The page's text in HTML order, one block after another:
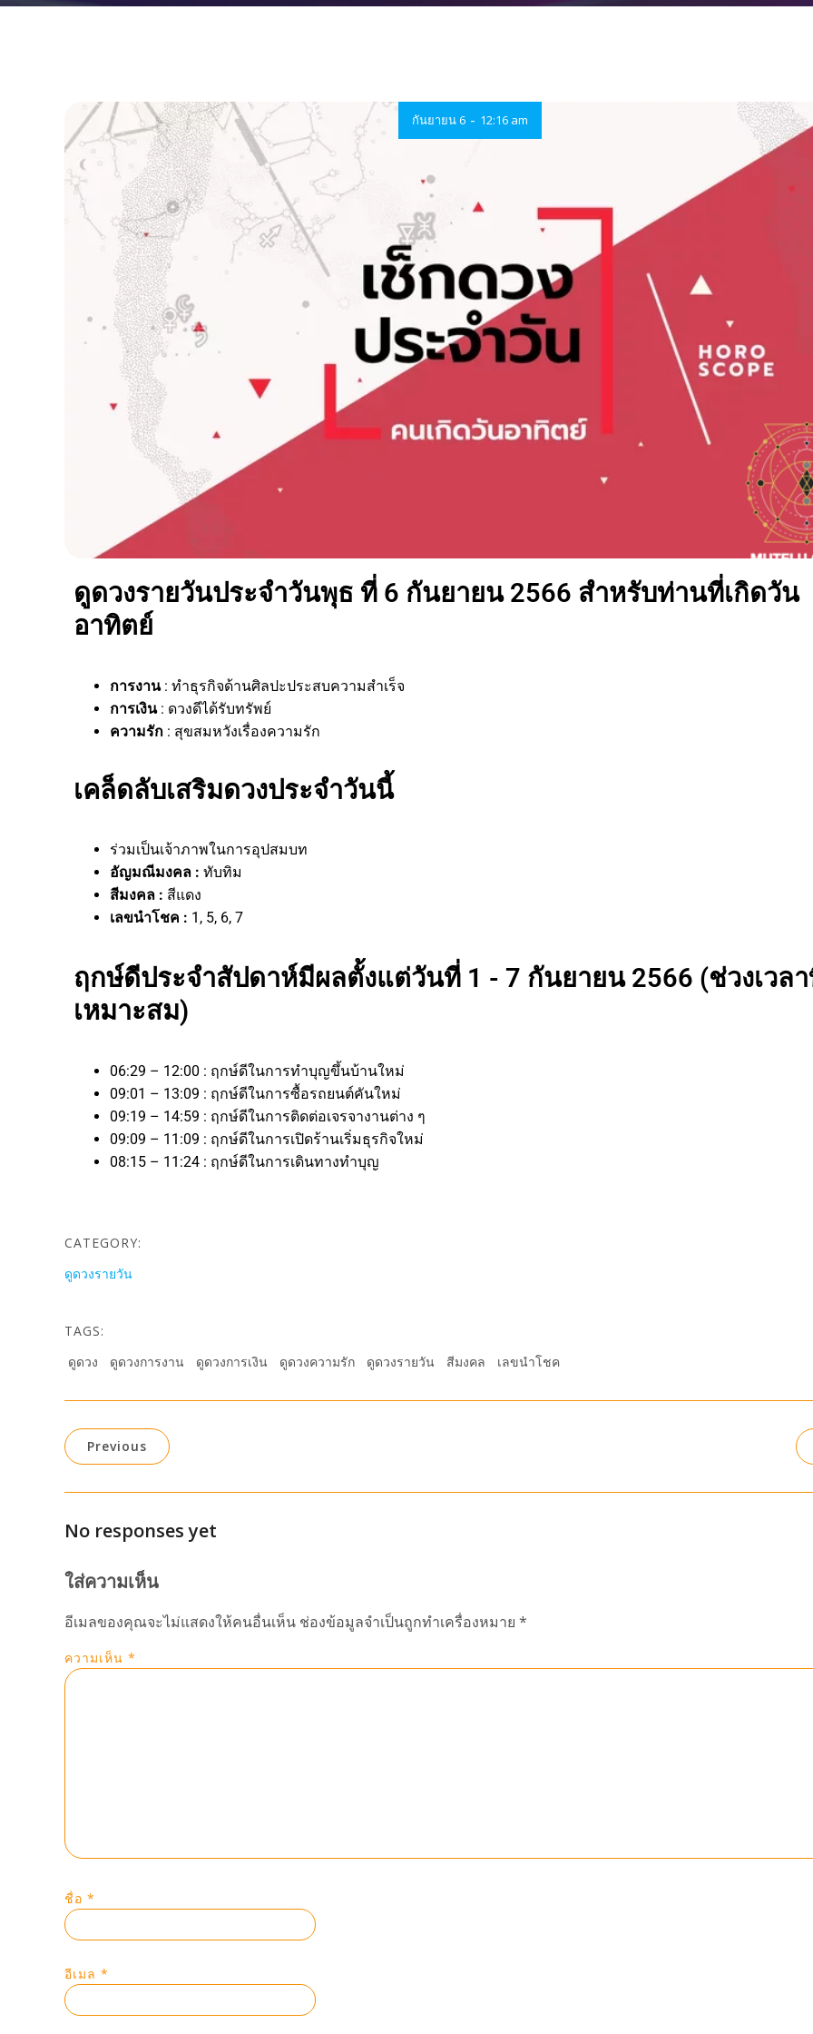
กันยายน 6 - 12:16 am
ดูดวงรายวันประจำวันพุธ ที่ 6 กันยายน 2566 สำหรับท่านที่เกิดวัน
อาทิตย์
การงาน : ทำธุรกิจด้านศิลปะประสบความสำเร็จ
การเงิน : ดวงดีได้รับทรัพย์
ความรัก : สุขสมหวังเรื่องความรัก
เคล็ดลับเสริมดวงประจำวันนี้
ร่วมเป็นเจ้าภาพในการอุปสมบท
อัญมณีมงคล : ทับทิม
สีมงคล : สีแดง
เลขนำโชค : 1, 5, 6, 7
ฤกษ์ดีประจำสัปดาห์มีผลตั้งแต่วันที่ 1 - 7 กันยายน 2566 (ช่วงเวล
เหมาะสม)
06:29 – 12:00 : ฤกษ์ดีในการทำบุญขึ้นบ้านใหม่
09:01 – 13:09 : ฤกษ์ดีในการซื้อรถยนต์คันใหม่
09:19 – 14:59 : ฤกษ์ดีในการติดต่อเจรจางานต่าง ๆ
09:09 – 11:09 : ฤกษ์ดีในการเปิดร้านเริ่มธุรกิจใหม่
08:15 – 11:24 : ฤกษ์ดีในการเดินทางทำบุญ
CATEGORY:
ดูดวงรายวัน
TAGS:
ดูดวง
ดูดวงการงาน ดูดวงการเงิน ดูดวงความรัก ดูดวงรายวัน สีมงคล เลขนำโชค
Previous
No responses yet
ใส่ความเห็น
อีเมลของคุณจะไม่แสดงให้คนอื่นเห็น ช่องข้อมูลจำเป็นถูกทำเครื่องหมาย *
ความเห็น *
ชื่อ *
อีเมล *